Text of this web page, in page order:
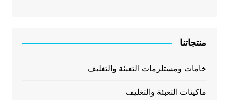
منتجاتنا
خامات ومستلزمات التعبئة والتغليف
ماكينات التعبئة والتغليف